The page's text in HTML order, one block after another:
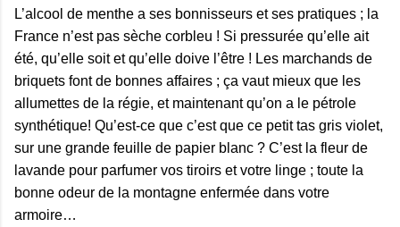
L’alcool de menthe a ses bonnisseurs et ses pratiques ; la
France n’est pas sèche corbleu ! Si pressurée qu’elle ait
été, qu’elle soit et qu’elle doive l’être ! Les marchands de
briquets font de bonnes affaires ; ça vaut mieux que les
allumettes de la régie, et maintenant qu’on a le pétrole
synthétique! Qu’est-ce que c’est que ce petit tas gris violet,
sur une grande feuille de papier blanc ? C’est la fleur de
lavande pour parfumer vos tiroirs et votre linge ; toute la
bonne odeur de la montagne enfermée dans votre
armoire…